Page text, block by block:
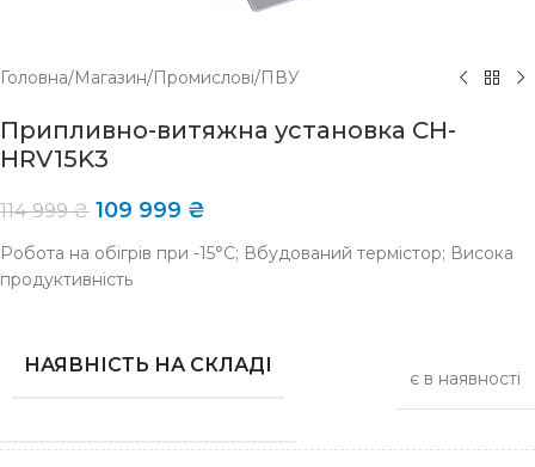
Головна/Магазин/Промислові/ПВУ
Припливно-витяжна установка CH-
HRV15K3
114 999₴ 109 999 ₴
Робота на обігрів при -15°C; Вбудований термістор; Висока
продуктивність
НАЯВНІСТЬ НА СКЛАДІ
є в наявності